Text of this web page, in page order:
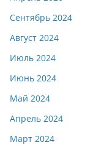
Сентябрь 2024
Август 2024
Июль 2024
Июнь 2024
Май 2024
Апрель 2024
Март 2024